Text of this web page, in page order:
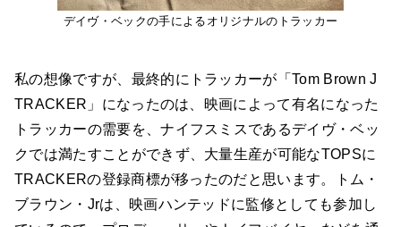
デイヴ・ベックの手によるオリジナルのトラッカー
私の想像ですが、最終的にトラッカーが「Tom Brown J
TRACKER」になったのは、映画によって有名になった
トラッカーの需要を、ナイフスミスであるデイヴ・ベッ
クでは満たすことができず、大量生産が可能なTOPSに
TRACKERの登録商標が移ったのだと思います。トム・
ブラウン・Jrは、映画ハンテッドに監修としても参加し